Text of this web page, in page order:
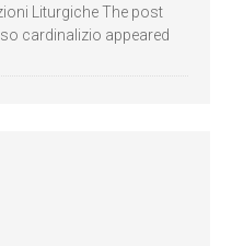
Liturgiche The post
cardinalizio appeared